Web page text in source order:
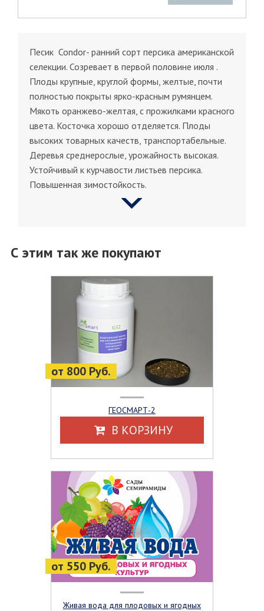
Песик Condor- ранний сорт персика американской
селекции. Созревает в первой половине июля .
Плоды крупные, круглой формы, желтые, почти
полностью покрыты ярко-красным румянцем.
Мякоть оранжево-желтая, с прожилками красного
цвета. Косточка хорошо отделяется. Плоды
высоких товарных качеств, транспортабельные.
Деревья среднерослые, урожайность высокая.
Устойчивый к курчавости листьев персика.
Повышенная зимостойкость.
С этим так же покупают
от 800 Руб.
ГЕОСМАРТ-2
В КОРЗИНУ
от 550 Руб.
Живая вода для плодовых и ягодных